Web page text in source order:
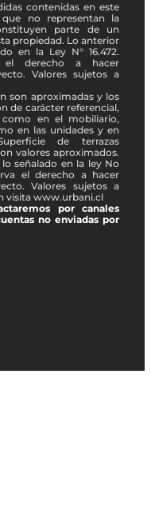
contenidas en este
no representan la
parte de un
propiedad. Lo anterior
en la Ley N° 16.472.
el derecho a hacer
Valores sujetos a
son aproximadas y los
de carácter referencial,
en el mobiliario,
en las unidades y en
de terrazas
valores aproximados.
señalado en la ley No
el derecho a hacer
Valores sujetos a
visita www.urbani.cl
por canales
no enviadas por